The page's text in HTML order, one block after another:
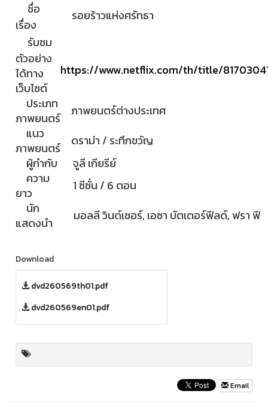
ชื่อ
เรื่อง
รอยร้าวแห่งศรัทธา
รับชม
ตัวอย่าง
ได้ทาง
เว็บไซต์
https://www.netflix.com/th/title/
ประเภท
ภาพยนตร์
ภาพยนตร์ต่างประเทศ
แนว
ภาพยนตร์
ดราม่า / ระทึกขวัญ
ผู้กำกับ
จูลี เกียรีย์
ความ
ยาว
1 ซีซั่น / 6 ตอน
นัก
แสดงนำ
มอลลี วินด์เซอร์, เอซา บัตเตอร์ฟีลด์, ฟรา ฟี
Download
dvd260569th01.pdf
dvd260569en01.pdf
Email